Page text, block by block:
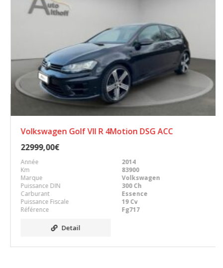
Volkswagen Golf VII R 4Motion DSG ACC
22999,00€
Année
2014
Km
83900
Marque
Volkswagen
Puissance DIN
300 Ch
Carburant
Essence
Puissance Fiscale
19 Cv
Référence
Fg717
Detail